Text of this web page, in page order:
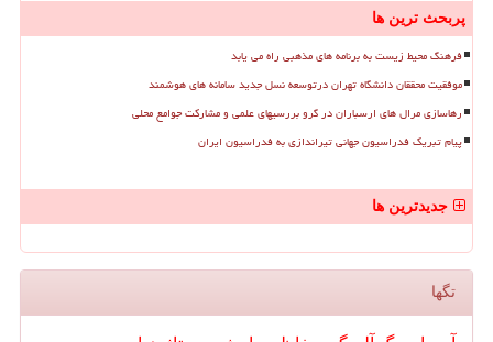
پربحث ترین ها
فرهنگ محیط زیست به برنامه های مذهبی راه می یابد
موفقیت محققان دانشگاه تهران درتوسعه نسل جدید سامانه های هوشمند
رهاسازی مرال های ارسباران در گرو بررسیهای علمی و مشارکت جوامع محلی
پیام تبریک فدراسیون جهانی تیراندازی به فدراسیون ایران
جدیدترین ها
تگها